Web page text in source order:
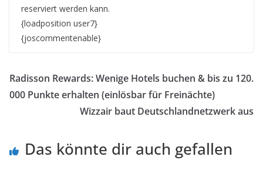
reserviert werden kann.
{loadposition user7}
{joscommentenable}
Radisson Rewards: Wenige Hotels buchen & bis zu 120.
000 Punkte erhalten (einlösbar für Freinächte)
Wizzair baut Deutschlandnetzwerk aus
Das könnte dir auch gefallen